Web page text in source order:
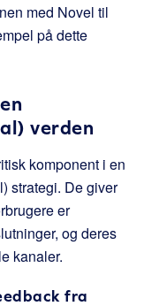
med Novel til
på dette
verden
komponent i en
strategi. De giver
er
og deres
kanaler.
fra